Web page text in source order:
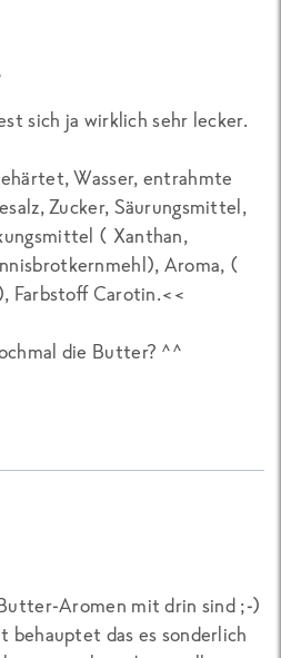
sich ja wirklich sehr lecker.
Wasser, entrahmte
Zucker, Säurungsmittel,
( Xanthan,
Aroma, (
Farbstoff Carotin.<<
die Butter? ^^
Aromen mit drin sind ;-)
behauptet das es sonderlich